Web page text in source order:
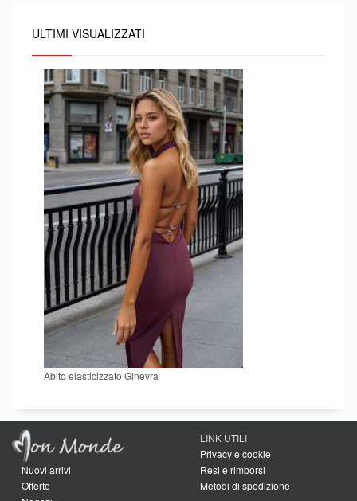
ULTIMI VISUALIZZATI
Abito elasticizzato Ginevra
Nuovi arrivi
Offerte
LINK UTILI
Privacy e cookie
Resi e rimborsi
Metodi di spedizione